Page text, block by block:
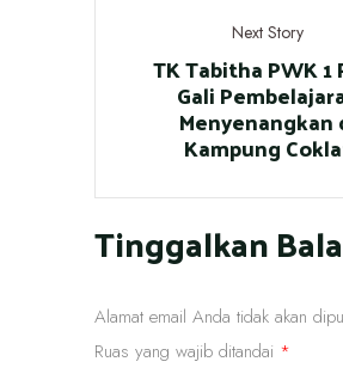
Next Story
TK Tabitha PWK 1
Gali
Menyenangkan
Kampung
Tinggalkan
Alamat email Anda tidak akan
Ruas yang wajib ditandai *